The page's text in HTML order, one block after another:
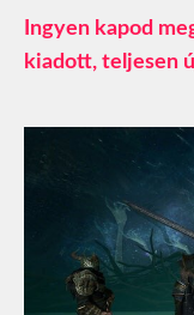
Ingyen kapod
kiadott, teljesen